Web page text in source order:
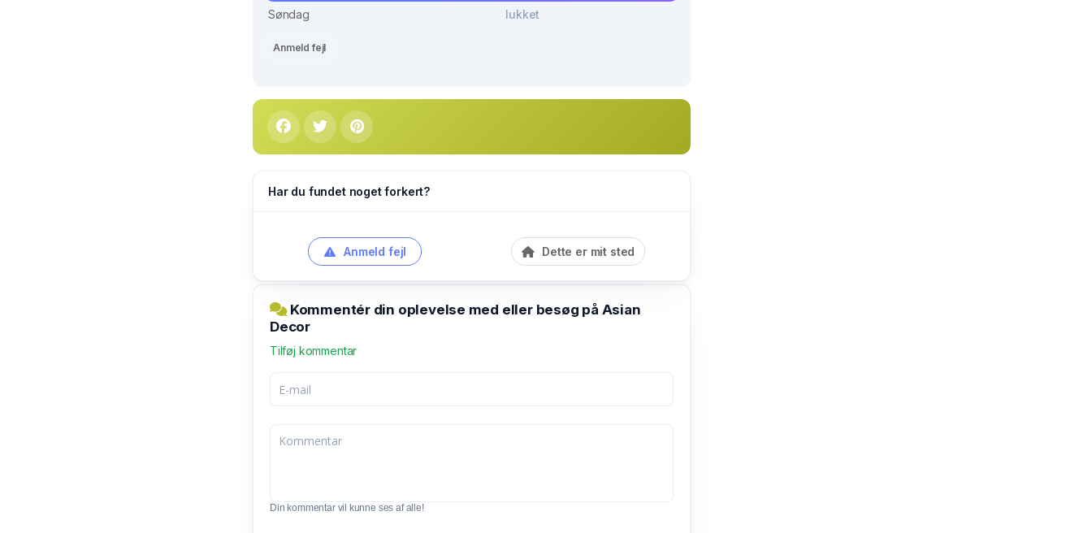
Søndag lukket
Anmeld fejl
Har du fundet noget forkert?
Anmeld fejl Dette er mit sted
Kommentér din oplevelse med eller besøg på Asian
Decor
Tilføj kommentar
Din kommentar vil kunne ses af alle!